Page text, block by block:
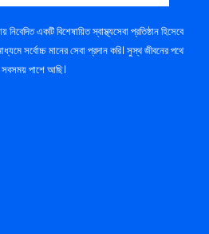
একটি বিশেষায়িত স্বাস্থ্যসেবা প্রতিষ্ঠান হিসেবে
সর্বোচ্চ মানের সেবা প্রদান করি। সুস্থ জীবনের পথে
সবসময় পাশে আছি।